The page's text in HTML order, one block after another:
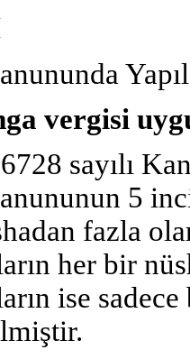
vergisi
sayılı
5
fazla
her bir
ise